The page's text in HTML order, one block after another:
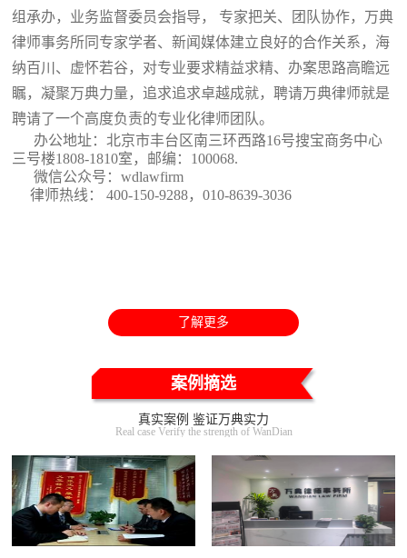
组承办，业务监督委员会指导， 专家把关、团队协作，万典
律师事务所同专家学者、新闻媒体建立良好的合作关系，海
纳百川、虚怀若谷，对专业要求精益求精、办案思路高瞻远
瞩，凝聚万典力量，追求追求卓越成就，聘请万典律师就是
聘请了一个高度负责的专业化律师团队。
办公地址：北京市丰台区南三环西路16号搜宝商务中心
三号楼1808-1810室 ，邮编：100068.
微信公众号：wdlawfirm
律师热线： 400-150-9288，010-8639-3036
了解更多
案例摘选
真实案例 鉴证万典实力
Real case Verify the strength of WanDian